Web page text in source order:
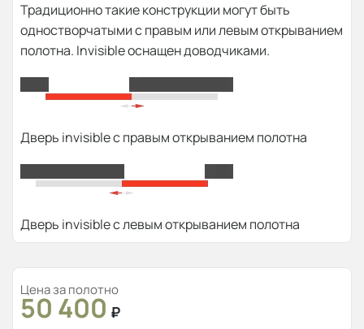
Традиционно такие конструкции могут быть
одностворчатыми с правым или левым открыванием
полотна. Invisible оснащен доводчиками.
Дверь invisible с правым открыванием полотна
Дверь invisible с левым открыванием полотна
Цена за полотно
50 400 ₽